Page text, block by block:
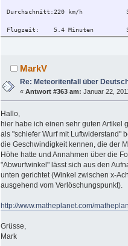
Durchschnitt:220 km/h
Flugzeit: 5.4 Minuten 3.4
80km/h Wind 7.2 km Drift
MarkV
Re: Meteoritenfall über
«Antwort #363 am: Januar 22,
Hallo,
hier habe ich einen sehr guten Artikel
als "schiefer Wurf mit Luftwiderstand"
die Geschwindigkeit kennen, die der
Höhe hatte und Annahmen über die
"Abwurfwinkel" lässt sich aus den
unten gerichtet (Winkel zwischen x-
ausgehend vom Verlöschungspunkt).
http://www.matheplanet.com/
Grüsse,
Mark